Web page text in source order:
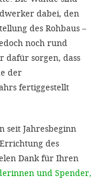
dabei, den
des Rohbaus –
noch rund
dafür sorgen, dass
der
fertiggestellt
seit Jahresbeginn
des
Dank für Ihren
und Spender,